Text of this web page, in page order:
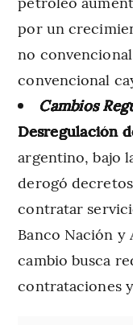
por un
no
convencional
Cambios
Desregulación
argentino, bajo
derogó
contratar
Banco Nación y
cambio busca
contrataciones